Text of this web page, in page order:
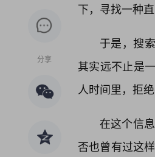
分享
下，寻找一种
于是，搜
其实远不止是
人时间里，拒
在这个信
否也曾有过这